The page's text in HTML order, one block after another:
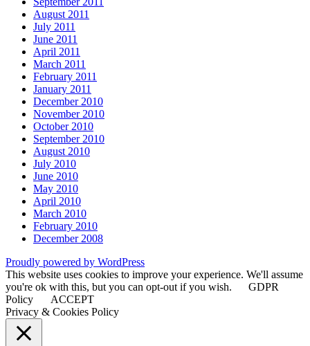
August 2011
July 2011
June 2011
April 2011
March 2011
February 2011
January 2011
December 2010
November 2010
October 2010
September 2010
August 2010
July 2010
June 2010
May 2010
April 2010
March 2010
February 2010
December 2008
Proudly powered by WordPress
This website uses cookies to improve your experience. We'll assume
you're ok with this, but you can opt-out if you wish.
GDPR
Policy
ACCEPT
Privacy & Cookies Policy